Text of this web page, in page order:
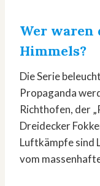
Wer waren
Himmels?
Die Serie
Propaganda
Richthofen, der
Dreidecker
Luftkämpfe sind
vom